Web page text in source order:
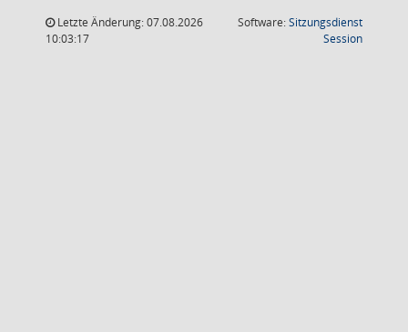
Letzte Änderung: 07.08.2026
10:03:17
Software:Sitzungsdienst
Session(Wird in